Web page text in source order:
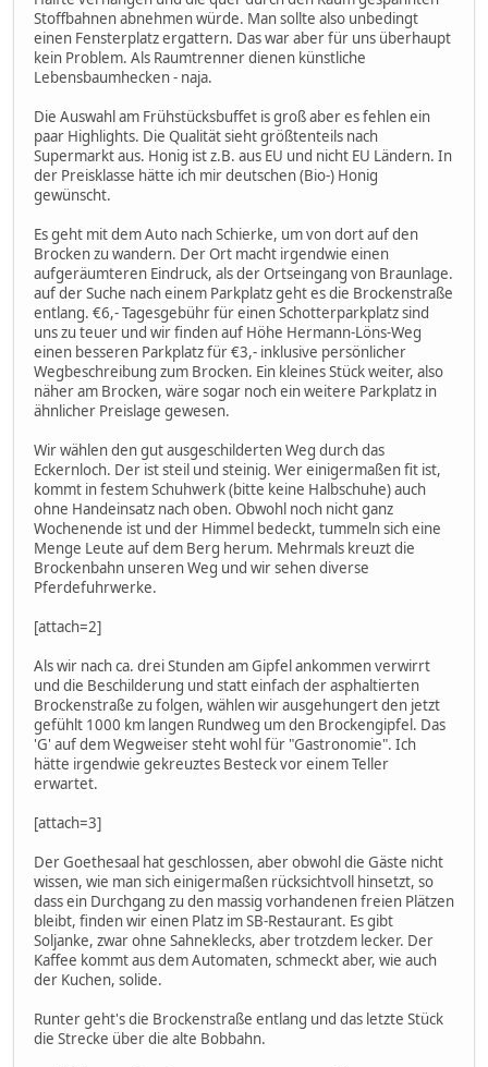
Stoffbahnen abnehmen würde. Man sollte also unbedingt
einen Fensterplatz ergattern. Das war aber für uns überhaupt
kein Problem. Als Raumtrenner dienen künstliche
Lebensbaumhecken - naja.
Die Auswahl am Frühstücksbuffet is groß aber es fehlen ein
paar Highlights. Die Qualität sieht größtenteils nach
Supermarkt aus. Honig ist z.B. aus EU und nicht EU Ländern. In
der Preisklasse hätte ich mir deutschen (Bio-) Honig
gewünscht.
Es geht mit dem Auto nach Schierke, um von dort auf den
Brocken zu wandern. Der Ort macht irgendwie einen
aufgeräumteren Eindruck, als der Ortseingang von Braunlage.
auf der Suche nach einem Parkplatz geht es die Brockenstraße
entlang. €6,- Tagesgebühr für einen Schotterparkplatz sind
uns zu teuer und wir finden auf Höhe Hermann-Löns-Weg
einen besseren Parkplatz für €3,- inklusive persönlicher
Wegbeschreibung zum Brocken. Ein kleines Stück weiter, also
näher am Brocken, wäre sogar noch ein weitere Parkplatz in
ähnlicher Preislage gewesen.
Wir wählen den gut ausgeschilderten Weg durch das
Eckernloch. Der ist steil und steinig. Wer einigermaßen fit ist,
kommt in festem Schuhwerk (bitte keine Halbschuhe) auch
ohne Handeinsatz nach oben. Obwohl noch nicht ganz
Wochenende ist und der Himmel bedeckt, tummeln sich eine
Menge Leute auf dem Berg herum. Mehrmals kreuzt die
Brockenbahn unseren Weg und wir sehen diverse
Pferdefuhrwerke.
[attach=2]
Als wir nach ca. drei Stunden am Gipfel ankommen verwirrt
und die Beschilderung und statt einfach der asphaltierten
Brockenstraße zu folgen, wählen wir ausgehungert den jetzt
gefühlt 1000 km langen Rundweg um den Brockengipfel. Das
'G' auf dem Wegweiser steht wohl für "Gastronomie". Ich
hätte irgendwie gekreuztes Besteck vor einem Teller
erwartet.
[attach=3]
Der Goethesaal hat geschlossen, aber obwohl die Gäste nicht
wissen, wie man sich einigermaßen rücksichtvoll hinsetzt, so
dass ein Durchgang zu den massig vorhandenen freien Plätzen
bleibt, finden wir einen Platz im SB-Restaurant. Es gibt
Soljanke, zwar ohne Sahneklecks, aber trotzdem lecker. Der
Kaffee kommt aus dem Automaten, schmeckt aber, wie auch
der Kuchen, solide.
Runter geht's die Brockenstraße entlang und das letzte Stück
die Strecke über die alte Bobbahn.